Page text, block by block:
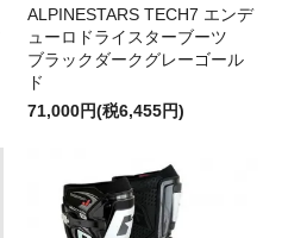
ALPINESTARS TECH7 エンデ
ューロドライスターブーツ
ブラックダークグレーゴール
ド
71,000円(税6,455円)